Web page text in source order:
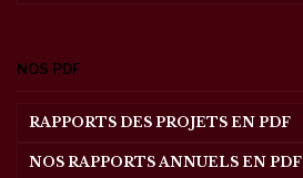
NOS PDF
RAPPORTS DES PROJETS EN PDF
NOS RAPPORTS ANNUELS EN PDF